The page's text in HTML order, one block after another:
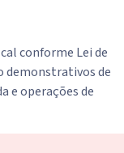
conforme Lei de
demonstrativos de
e operações de